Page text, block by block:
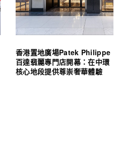
香港置地廣場Patek Philippe
百達翡麗專門店開幕：在中環
核心地段提供尊崇奢華體驗